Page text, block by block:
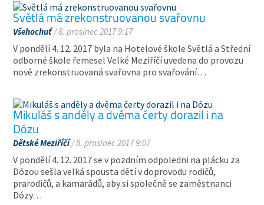
Světlá má zrekonstruovanou svařovnu
Všehochuť/ 8. prosinec 2017 9:17
V pondělí 4. 12. 2017 byla na Hotelové škole Světlá a Střední
odborné škole řemesel Velké Meziříčí uvedena do provozu
nově zrekonstruovaná svařovna pro svařování…
Mikuláš s anděly a dvěma čerty dorazil i na
Dózu
Dětské Meziříčí/ 8. prosinec 2017 9:07
V pondělí 4. 12. 2017 se v pozdním odpoledni na plácku za
Dózou sešla velká spousta dětí v doprovodu rodičů,
prarodičů, a kamarádů, aby si společně se zaměstnanci
Dózy…